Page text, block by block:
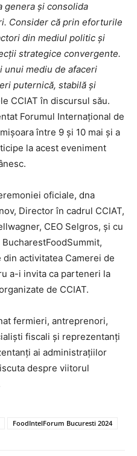
genera și consolida
Consider că prin eforturile
din mediul politic și
strategice convergente.
unui mediu de afaceri
puternică, stabilă și
CCIAT în discursul său.
Forumul Internațional de
între 9 și 10 mai și a
la acest eveniment
oficiale, dna
Director în cadrul CCIAT,
CEO Selgros, și cu
activitatea Camerei de
a-i invita ca parteneri la
de CCIAT.
fermieri, antreprenori,
fiscali și reprezentanți
ai administrațiilor
despre viitorul
FoodIntelForum Bucuresti 2024